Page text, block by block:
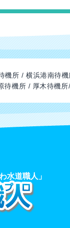
機所 / 横浜港南待
待機所 / 厚木待機
水道職人」